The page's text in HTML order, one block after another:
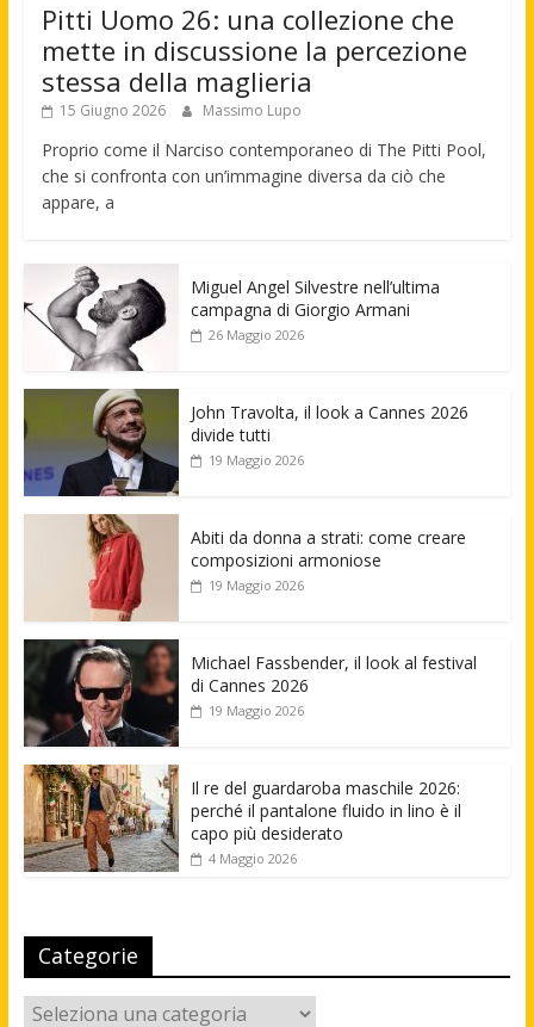
Pitti Uomo 26: una collezione che
mette in discussione la percezione
stessa della maglieria
15 Giugno 2026 Massimo Lupo
Proprio come il Narciso contemporaneo di The Pitti Pool,
che si confronta con un’immagine diversa da ciò che
appare, a
Miguel Angel Silvestre nell’ultima
campagna di Giorgio Armani
26 Maggio 2026
John Travolta, il look a Cannes 2026
divide tutti
19 Maggio 2026
Abiti da donna a strati: come creare
composizioni armoniose
19 Maggio 2026
Michael Fassbender, il look al festival
di Cannes 2026
19 Maggio 2026
Il re del guardaroba maschile 2026:
perché il pantalone fluido in lino è il
capo più desiderato
4 Maggio 2026
Categorie
Categorie